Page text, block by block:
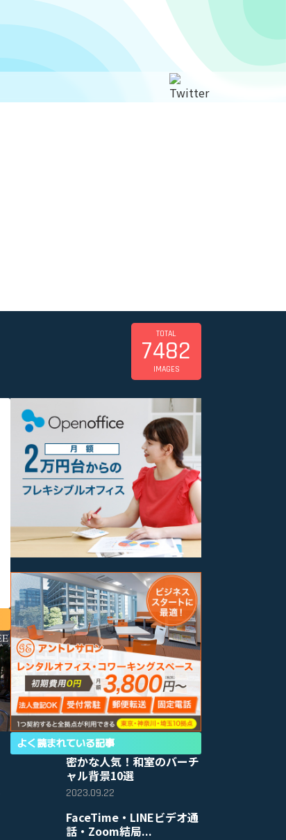
TOTAL
7482
IMAGES
よく読まれている記事
密かな人気！和室のバーチ
ャル背景10選
2023.09.22
FaceTime・LINEビデオ通
話・Zoom結局...